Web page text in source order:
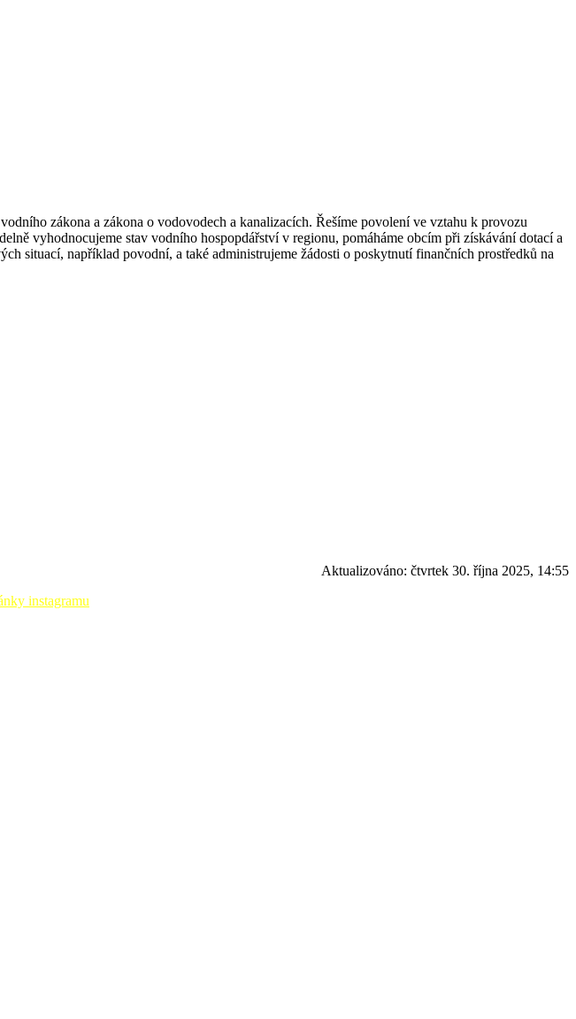
zákona a zákona o vodovodech a kanalizacích. Řešíme povolení ve vztahu k provozu
vyhodnocujeme stav vodního hospopdářství v regionu, pomáháme obcím při získávání dotací a
situací, například povodní, a také administrujeme žádosti o poskytnutí finančních prostředků na
Aktualizováno: čtvrtek 30. října 2025, 14:55